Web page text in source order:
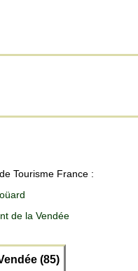
Tourisme France :
de la Vendée
(85)